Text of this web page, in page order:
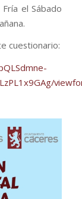
el Sábado
cuestionario: